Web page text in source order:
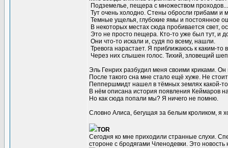
Подземелье, пещера с множеством
Тут очень холодно. Стены обросли грибами и
Темные ущелья, глубокие ямы и постоянное
В некоторых местах сюда пробивается свет,
Это не просто пещера. Кто-то уже был тут, и
Они что-то искали и, судя по всему, нашли.
Тревога нарастает. Я приближаюсь к каким-
Через них слышен голос. Тихий, зловещий
Эль Генрих разбудил меня своими криками.
После такого сна мне стало ещё хуже. Не
Пеппершмидт нашел в тёмных землях какой-
В нём описана история появления Кеймаров
Но как сюда попали мы? Я ничего не помню.
Словно Алиса, бегущая за белым кроликом, я
TOR
Сегодня ко мне приходили странные слухи.
стороне с бродягами Членодевки. Это